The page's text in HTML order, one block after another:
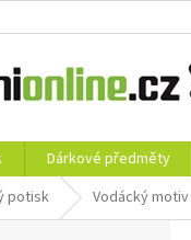
Dárkové předměty
potisk Vodácký motiv